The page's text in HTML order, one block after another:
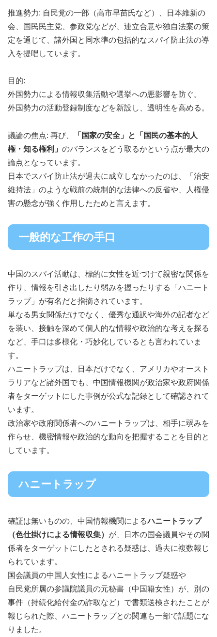
推進勢力: 自民党の一部（高市早苗氏など）、日本維新の
会、国民民主党、参政党などが、連立合意や独自法案の策
定を通じて、諸外国と同水準の包括的なスパイ防止法の導
入を提唱しています。
目的:
外国勢力による情報収集活動や選挙への悪影響を防ぐ。
外国勢力の活動登録制度などを新設し、透明性を高める。
議論の焦点: 再び、
「国家の安全」と「国民の基本的人
権・知る権利」 のバランスをどう取るかという点が最大の
論点となっています。
日本でスパイ防止法が過去に成立しなかったのは、「治安
維持法」のような戦前の統制的な法律への反省や、人権侵
害の懸念が強く作用したためと言えます。
一般的な工作の手口
中国のスパイ活動は、標的に女性を近づけて親密な関係を
作り、情報を引き出したり弱みを握ったりする「ハニート
ラップ」が有名だと指摘されています。
単なる男女関係だけでなく、優秀な通訳や海外の記者など
を装い、接触を深めて個人的な情報や政治的な考えを探る
など、手口は多様化・巧妙化しているとも言われていま
す。
ハニートラップは、日本だけでなく、アメリカやオースト
ラリアなど諸外国でも、中国情報機関が政治家や政府関係
者をターゲットにした事例が公式な記録として確認されて
います。
政治家や政府関係者へのハニートラップは、相手に弱みを
作らせ、機密情報や政治的な動向を把握することを目的と
しています。
ハニートラップ
確証は無いものの、中国情報機関によるハニートラップ
（色仕掛けによる情報収集） が、日本の国会議員やその関
係者をターゲットにしたとされる疑惑は、過去に複数報じ
られています。
国会議員の中国人女性によるハニートラップ疑惑や
自民党所属の参議院議員の元秘書（中国籍女性）が、別の
事件（持続化給付金の詐取など）で書類送検されたことが
報じられた際、ハニートラップとの関連も一部で話題にな
りました。